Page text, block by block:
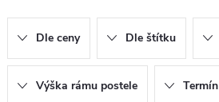
Dle ceny Dle štítku
Výška rámu postele